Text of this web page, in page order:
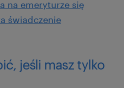
na emeryturze się
świadczenie
jeśli masz tylko